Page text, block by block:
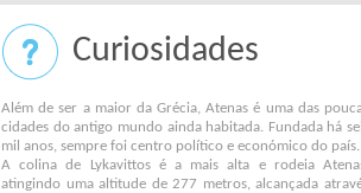
Curiosidades
Além de ser a maior da Grécia, Atenas é uma das
cidades do antigo mundo ainda habitada. Fundada há
mil anos, sempre foi centro político e económico do país.
A colina de Lykavittos é a mais alta e rodeia
atingindo uma altitude de 277 metros, alcançada